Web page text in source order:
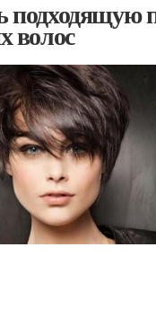
подходящую
волос